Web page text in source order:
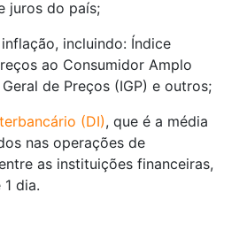
juros do país;
incluindo: Índice
ao Consumidor Amplo
de Preços (IGP) e outros;
(DI), que é a média
nas operações de
as instituições financeiras,
dia.